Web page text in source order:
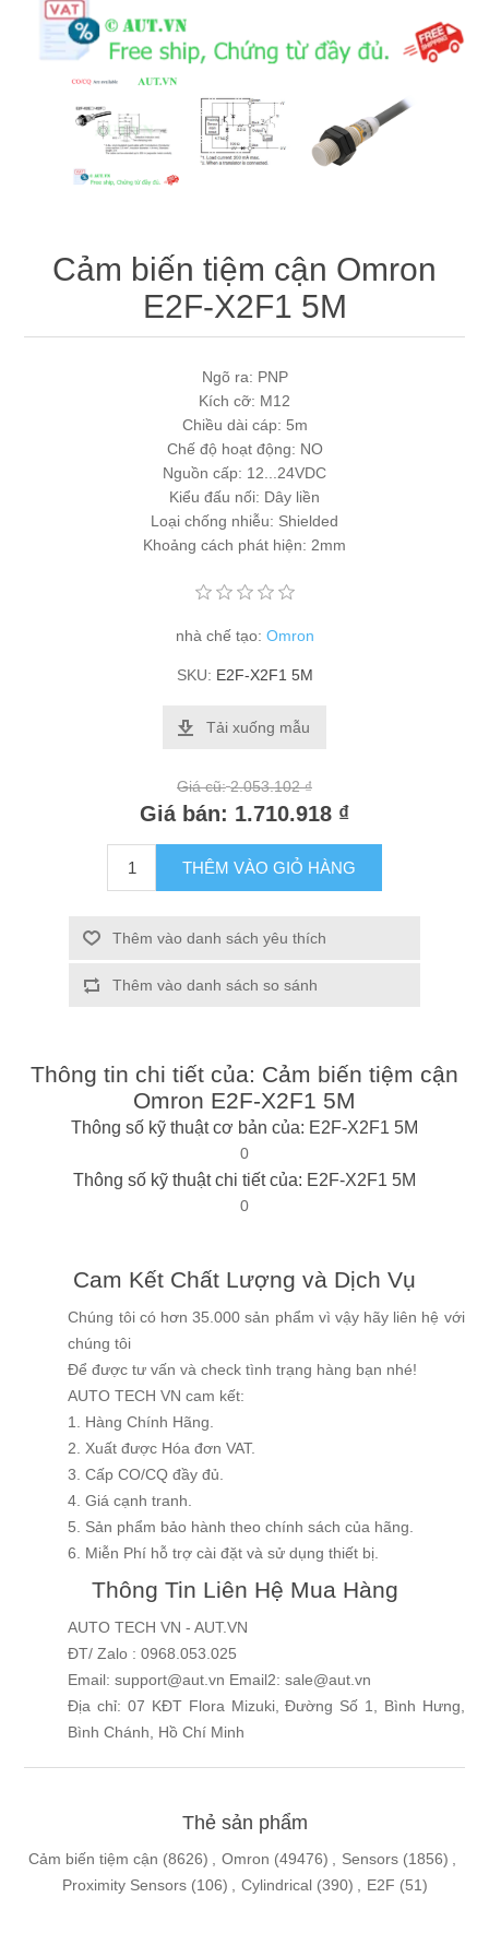
Máy tính công nghiệp
Động cơ servo 2 phase
Động cơ bước 2 phase
Quạt thông gió
Chưa Phân Loại
Phụ Kiện Schneider
Cảm biến tiệm cận Omron
E2F-X2F1 5M
Ngõ ra: PNP
Kích cỡ: M12
Chiều dài cáp: 5m
Chế độ hoạt động: NO
Nguồn cấp: 12...24VDC
Kiểu đấu nối: Dây liền
Loại chống nhiễu: Shielded
Khoảng cách phát hiện: 2mm
nhà chế tạo: Omron
SKU: E2F-X2F1 5M
Tải xuống mẫu
Giá cũ: 2.053.102 ₫
Giá bán: 1.710.918 ₫
THÊM VÀO GIỎ HÀNG
Thêm vào danh sách yêu thích
Thêm vào danh sách so sánh
Thông tin chi tiết của: Cảm biến tiệm cận
Omron E2F-X2F1 5M
Thông số kỹ thuật cơ bản của: E2F-X2F1 5M
0
Thông số kỹ thuật chi tiết của: E2F-X2F1 5M
0
Cam Kết Chất Lượng và Dịch Vụ
Chúng tôi có hơn 35.000 sản phẩm vì vậy hãy liên hệ với
chúng tôi
Để được tư vấn và check tình trạng hàng bạn nhé!
AUTO TECH VN cam kết:
1. Hàng Chính Hãng.
2. Xuất được Hóa đơn VAT.
3. Cấp CO/CQ đầy đủ.
4. Giá cạnh tranh.
5. Sản phẩm bảo hành theo chính sách của hãng.
6. Miễn Phí hỗ trợ cài đặt và sử dụng thiết bị.
Thông Tin Liên Hệ Mua Hàng
AUTO TECH VN - AUT.VN
ĐT/ Zalo : 0968.053.025
Email: support@aut.vn Email2: sale@aut.vn
Địa chỉ: 07 KĐT Flora Mizuki, Đường Số 1, Bình Hưng,
Bình Chánh, Hồ Chí Minh
Thẻ sản phẩm
Cảm biến tiệm cận (8626) Omron (49476) Sensors (1856)
Proximity Sensors (106) Cylindrical (390) E2F (51)